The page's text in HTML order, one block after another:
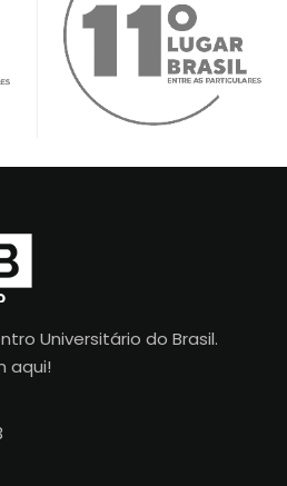
Universitário do Brasil.
aqui!